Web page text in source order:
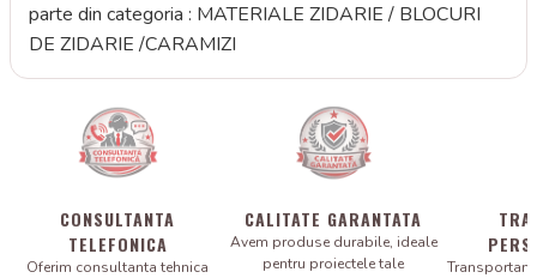
parte din categoria : MATERIALE ZIDARIE / BLOCURI
DE ZIDARIE /CARAMIZI
CONSULTANTA
TELEFONICA
Oferim consultanta tehnica
CALITATE GARANTATA
Avem produse durabile, ideale
pentru proiectele tale